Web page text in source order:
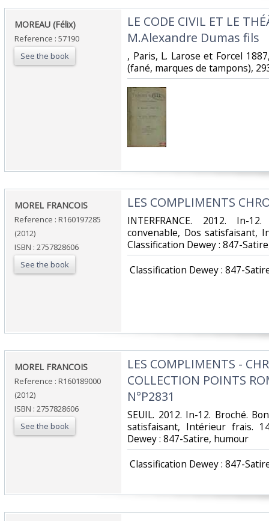
‎MOREAU (Félix)‎
Reference : 57190
See the book
‎LE CODE CIVIL ET LE
M.Alexandre Dumas fils‎
‎, Paris, L. Larose et Forcel
(fané, marques de tampons),
‎MOREL FRANCOIS‎
Reference : R160197285
(2012)
ISBN : 2757828606
See the book
‎LES COMPLIMENTS
‎INTERFRANCE. 2012. In-
convenable, Dos satisfaisant,
Classification Dewey : 847-
Classification Dewey : 847-
‎MOREL FRANCOIS‎
Reference : R160189000
(2012)
ISBN : 2757828606
See the book
‎LES COMPLIMENTS -
COLLECTION POINTS
N°P2831‎
‎SEUIL. 2012. In-12. Broché.
satisfaisant, Intérieur frais.
Dewey : 847-Satire, humour‎
Classification Dewey : 847-